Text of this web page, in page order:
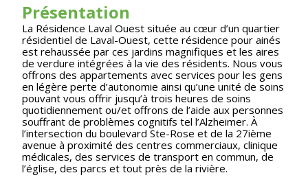
Présentation
La Résidence Laval Ouest située au cœur d’un quartier
résidentiel de Laval-Ouest, cette résidence pour ainés
est rehaussée par ces jardins magnifiques et les aires
de verdure intégrées à la vie des résidents. Nous vous
offrons des appartements avec services pour les gens
en légère perte d’autonomie ainsi qu’une unité de soins
pouvant vous offrir jusqu’à trois heures de soins
quotidiennement ou/et offrons de l’aide aux personnes
souffrant de problèmes cognitifs tel l’Alzheimer. À
l’intersection du boulevard Ste-Rose et de la 27ième
avenue à proximité des centres commerciaux, clinique
médicales, des services de transport en commun, de
l’église, des parcs et tout près de la rivière.